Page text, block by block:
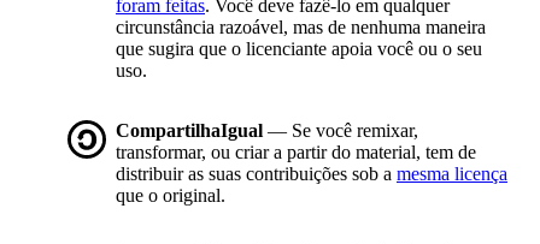
foram feitas. Você deve fazê-lo em qualquer
circunstância razoável, mas de nenhuma maneira
que sugira que o licenciante apoia você ou o seu
uso.
CompartilhaIgual — Se você remixar,
transformar, ou criar a partir do material, tem de
distribuir as suas contribuições sob a mesma licença
que o original.